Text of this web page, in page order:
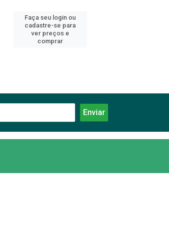
Faça seu login ou
cadastre-se para
ver preços e
comprar